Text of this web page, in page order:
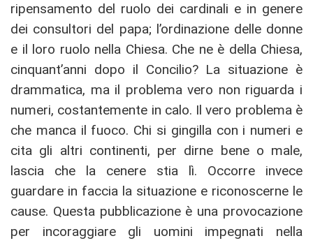
ripensamento del ruolo dei cardinali e in genere
dei consultori del papa; l’ordinazione delle donne
e il loro ruolo nella Chiesa. Che ne è della Chiesa,
cinquant’anni dopo il Concilio? La situazione è
drammatica, ma il problema vero non riguarda i
numeri, costantemente in calo. Il vero problema è
che manca il fuoco. Chi si gingilla con i numeri e
cita gli altri continenti, per dirne bene o male,
lascia che la cenere stia lì. Occorre invece
guardare in faccia la situazione e riconoscerne le
cause. Questa pubblicazione è una provocazione
per incoraggiare gli uomini impegnati nella